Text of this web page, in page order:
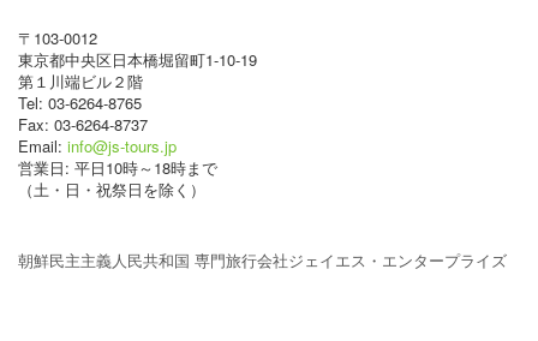
〒103-0012
東京都中央区日本橋堀留町1-10-19
第１川端ビル２階
Tel: 03-6264-8765
Fax: 03-6264-8737
Email: info@js-tours.jp
営業日: 平日10時～18時まで
（土・日・祝祭日を除く）
朝鮮民主主義人民共和国 専門旅行会社ジェイエス・エンタープライズ